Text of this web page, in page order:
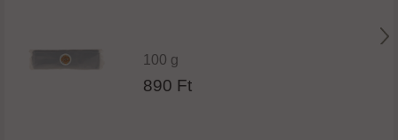
100 g
890 Ft